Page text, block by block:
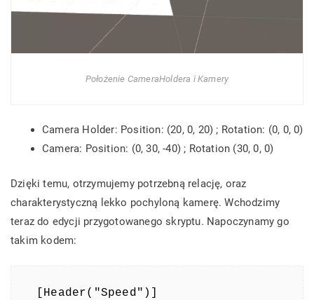
Położenie CameraHoldera i Kamery
Camera Holder: Position: (20, 0, 20) ; Rotation: (0, 0, 0)
Camera: Position: (0, 30, -40) ; Rotation (30, 0, 0)
Dzięki temu, otrzymujemy potrzebną relację, oraz
charakterystyczną lekko pochyloną kamerę. Wchodzimy
teraz do edycji przygotowanego skryptu. Napoczynamy go
takim kodem:
[Header("Speed")]